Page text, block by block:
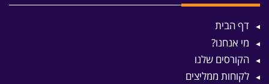
דף הבית
מי אנחנו?
הקורסים שלנו
לקוחות ממליצים